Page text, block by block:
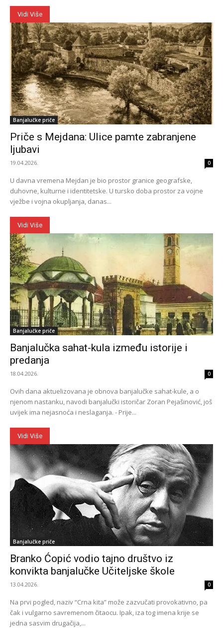
Vidi Više
Banjalučke priče
Priče s Mejdana: Ulice pamte zabranjene
ljubavi
19.04.2026. 0
U davna vremena Mejdan je bio prostor granice geografske,
duhovne, kulturne i identitetske. U tursko doba prostor za vojne
vježbe i vojna okupljanja, danas...
Vidi Više
Banjalučke priče
Banjalučka sahat-kula između istorije i
predanja
18.04.2026. 0
Ovih dana aktuelizovana je obnova banjalučke sahat-kule, a o
njenom nastanku, navodi banjalučki istoričar Zoran Pejašinović, još
uvijek ima nejasnoća i neslaganja. - Prije...
Vidi Više
Banjalučke priče
Branko Ćopić vodio tajno društvo iz
konvikta banjalučke Učiteljske škole
13.04.2026. 0
Na prvi pogled, naziv “Crna kita” može zazvučati provokativno, pa
čak i vulgarno savremenom čitaocu. Ipak, iza tog imena krije se
jedna sasvim drugačija,...